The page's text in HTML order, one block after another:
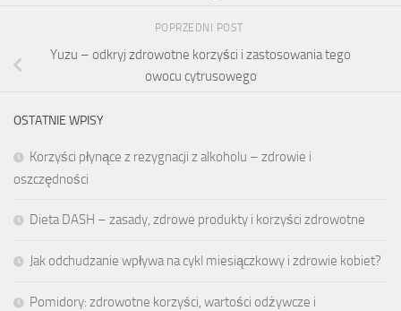
POPRZEDNI POST
Yuzu – odkryj zdrowotne korzyści i zastosowania tego
owocu cytrusowego
OSTATNIE WPISY
Korzyści płynące z rezygnacji z alkoholu – zdrowie i
oszczędności
Dieta DASH – zasady, zdrowe produkty i korzyści zdrowotne
Jak odchudzanie wpływa na cykl miesiączkowy i zdrowie kobiet?
Pomidory: zdrowotne korzyści, wartości odżywcze i